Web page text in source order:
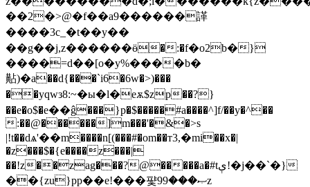
��2�>@�f��a9������諽
����3c_�t��y��
��g��j,z������ӫ�:�f�o2b�}
����=d��[o�y%����b�
黇)�a��d{���`i6�6w�>)���
��yqwз8:~�ы�l�eѫ$zp��?}
��e�o$�е��ĝ���}p�$�����#a����^]f/��y�^��
:��@������]m���'�&�>s
|!t��dѧ'��m����n[(���#�om��т3,�mi��x�|
�z���$�{e����z���|
��!z��zag���?@�����a�#tې!�j��`�}
��{zu}pp��e!���퍛ޞ���99z